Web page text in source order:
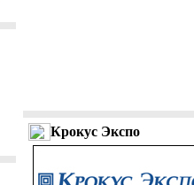
Крокус Экспо